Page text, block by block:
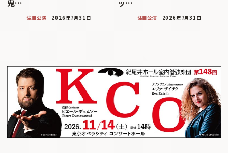
鬼…
注目公演 2026年7月31日
ッ…
注目公演 2026年7月31日